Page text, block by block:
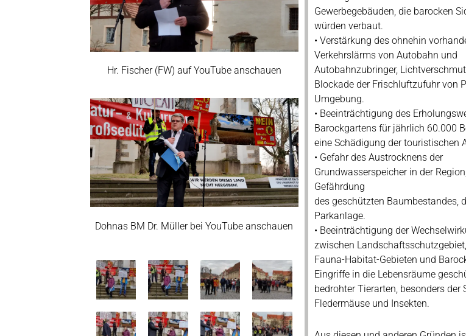
Hr. Fischer (FW) auf YouTube anschauen
Dohnas BM Dr. Müller bei YouTube anschauen
Gewerbegebäuden, die barocken
würden verbaut.
• Verstärkung des ohnehin
Verkehrslärms von Autobahn und
Autobahnzubringer,
Blockade der Frischluftzufuhr von
Umgebung.
• Beeinträchtigung des
Barockgartens für jährlich 60.000
eine Schädigung der touristischen
• Gefahr des Austrocknens der
Grundwasserspeicher in der
Gefährdung
des geschützten Baumbestandes,
Parkanlage.
• Beeinträchtigung der
zwischen
Fauna-Habitat-Gebieten und
Eingriffe in die Lebensräume
bedrohter Tierarten, besonders der
Fledermäuse und Insekten.